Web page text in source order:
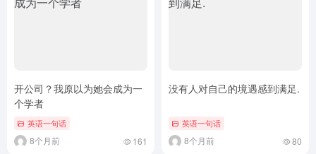
开公司？我原以为她会成为一
个学者
英语一句话
8个月前 161
没有人对自己的境遇感到满足.
英语一句话
8个月前 80